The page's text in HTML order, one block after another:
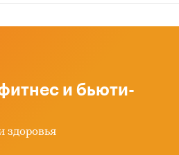
и бьюти-
здоровья